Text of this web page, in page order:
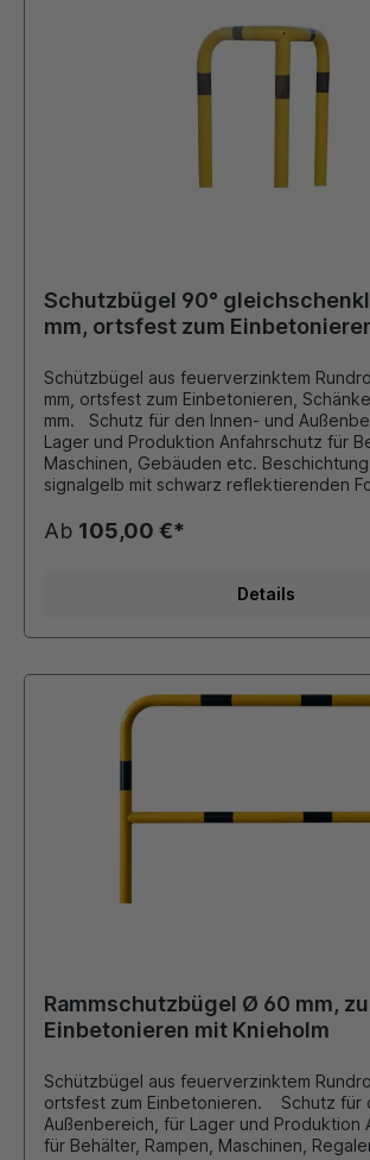
Schutzbügel 90°
mm, ortsfest zum
Schützbügel aus feuerverzinktem
mm, ortsfest zum Einbetonieren,
mm. Schutz für den Innen- und Außenbereich, für
Lager und Produktion Anfahrschutz für
Maschinen, Gebäuden etc. Beschichtung RAL 1003
signalgelb mit schwarz reflektierenden
Folienringen Andere Farben auf
Ab 105,00 €*
Details
Rammschutzbügel Ø 60 mm,
Einbetonieren mit Knieholm
Schützbügel aus feuerverzinktem
ortsfest zum Einbetonieren. Schutz für den Innen- und
Außenbereich, für Lager und Produktion
für Behälter, Rampen, Maschinen,